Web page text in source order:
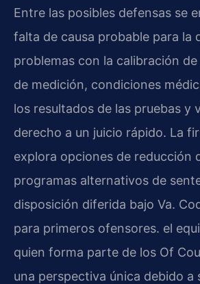
Entre las posibles defensas se
falta de causa probable para la
problemas con la calibración
de medición, condiciones
los resultados de las pruebas y
derecho a un juicio rápido. La
explora opciones de reducción
programas alternativos de
disposición diferida bajo Va.
para primeros ofensores. el
quien forma parte de los Of
una perspectiva única debido a